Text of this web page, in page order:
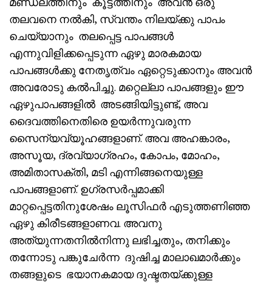
തലവനെ നൽകി, സ്വന്തം നിലയ്ക്കു പാപം
ചെയ്യാനും തലപ്പെട്ട പാപങ്ങൾ
എന്നുവിളിക്കപ്പെടുന്ന ഏഴു മാരകമായ
പാപങ്ങൾക്കു നേതൃത്വം ഏറ്റെടുക്കാനും അവൻ
അവരോടു കൽപിച്ചു. മറ്റെല്ലാ പാപങ്ങളും ഈ
ഏഴുപാപങ്ങളിൽ അടങ്ങിയിട്ടുണ്ട്, അവ
ദൈവത്തിനെതിരെ ഉയർന്നുവരുന്ന
സൈന്യവ്യൂഹങ്ങളാണ്. അവ അഹങ്കാരം,
അസൂയ, ദ്രവ്യാഗ്രഹം, കോപം, മോഹം,
അമിതാസക്തി, മടി എന്നിങ്ങനെയുള്ള
പാപങ്ങളാണ്‌. ഉഗ്രസർപ്പമാക്കി
മാറ്റപ്പെട്ടതിനുശേഷം ലൂസിഫർ എടുത്തണിഞ്ഞ
ഏഴു കിരീടങ്ങളാണവ. അവനു
അത്യുന്നതനിൽനിന്നു ലഭിച്ചതും, തനിക്കും
തന്നോടു പങ്കുചേർന്ന ദുഷിച്ച മാലാഖമാർക്കും
തങ്ങളുടെ ഭയാനകമായ ദുഷ്ടതയ്ക്കുള്ള